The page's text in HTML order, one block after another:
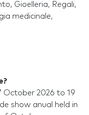
Gioelleria, Regali,
medicinale,
October 2026 to 19
show anual held in